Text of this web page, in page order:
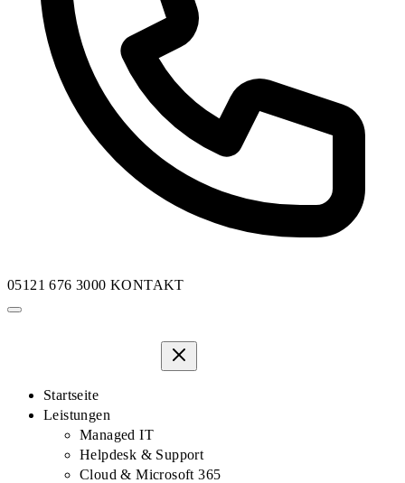
05121 676 3000KONTAKT
Startseite
Leistungen
Managed IT
Helpdesk & Support
Cloud & Microsoft 365